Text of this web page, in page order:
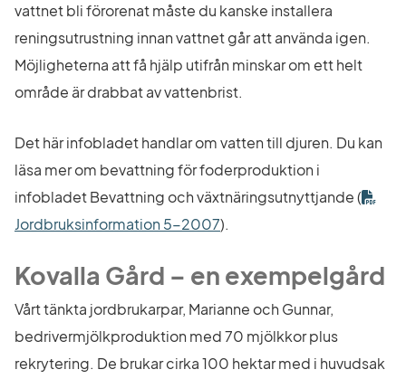
vattnet bli förorenat måste du kanske installera
reningsutrustning innan vattnet går att använda igen.
Möjligheterna att få hjälp utifrån minskar om ett helt
område är drabbat av vattenbrist.
Det här infobladet handlar om vatten till djuren. Du kan
läsa mer om bevattning för foderproduktion i
infobladet Bevattning och växtnäringsutnyttjande (
Jordbruksinformation 5-2007Länk till annan webbplats.
).
Kovalla Gård – en exempelgård
Vårt tänkta jordbrukarpar, Marianne och Gunnar,
bedrivermjölkproduktion med 70 mjölkkor plus
rekrytering. De brukar cirka 100 hektar med i huvudsak